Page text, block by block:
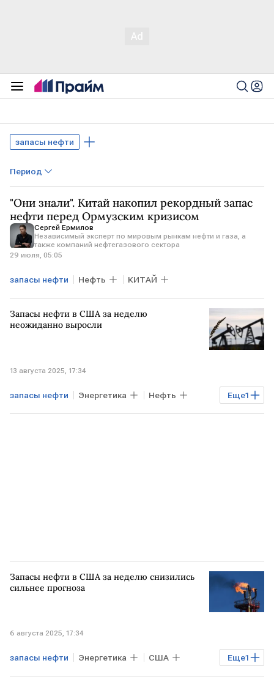
запасы нефти
Период
"Они знали". Китай накопил рекордный запас
нефти перед Ормузским кризисом
Сергей Ермилов
Независимый эксперт по мировым рынкам нефти и газа, а
также компаний нефтегазового сектора
29 июля, 05:05
запасы нефти Нефть КИТАЙ
Запасы нефти в США за неделю
неожиданно выросли
13 августа 2025, 17:34
Еще1
запасы нефти Энергетика Нефть
США
Запасы нефти в США за неделю снизились
сильнее прогноза
6 августа 2025, 17:34
Еще1
запасы нефти Энергетика США
Нефть